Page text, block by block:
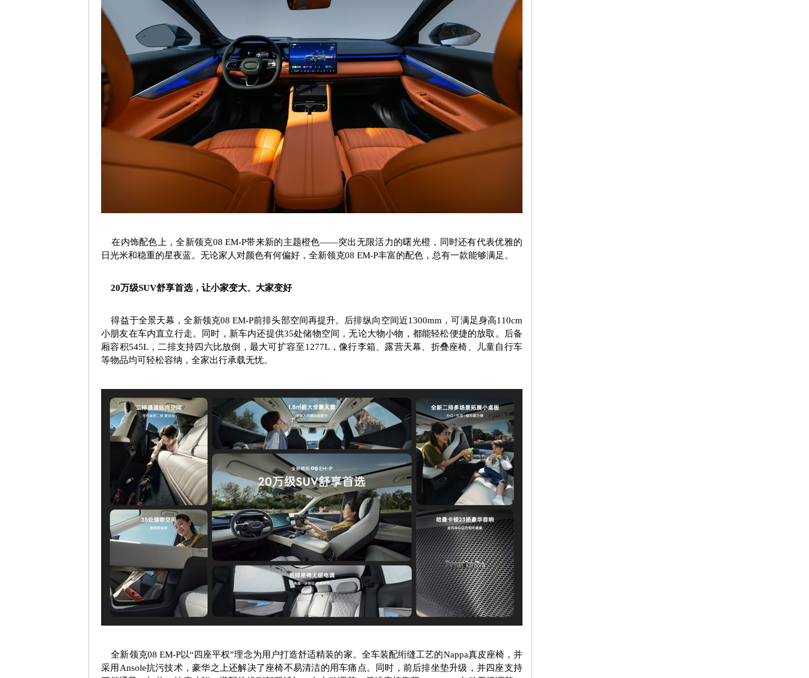
在内饰配色上，全新领克08 EM-P带来新的主题橙色——突出无限活力的曙光橙，同时还有代表优雅的
日光米和稳重的星夜蓝。无论家人对颜色有何偏好，全新领克08 EM-P丰富的配色，总有一款能够满足。
20万级SUV舒享首选，让小家变大、大家变好
得益于全景天幕，全新领克08 EM-P前排头部空间再提升。后排纵向空间近1300mm ，可满足身高110cm
小朋友在车内直立行走。同时，新车内还提供35处储物空间，无论大物小物，都能轻松便捷的放取。后备
厢容积545L，二排支持四六比放倒，最大可扩容至1277L，像行李箱、露营天幕、折叠座椅、儿童自行车
等物品均可轻松容纳，全家出行承载无忧。
全新领克08 EM-P以“四座平权”理念为用户打造舒适精装的家。全车装配绗缝工艺的Nappa真皮座椅，并
采用 Ansole抗污技术，豪华之上还解决了座椅不易清洁的用车痛点。同时，前后排坐垫升级，并四座支持